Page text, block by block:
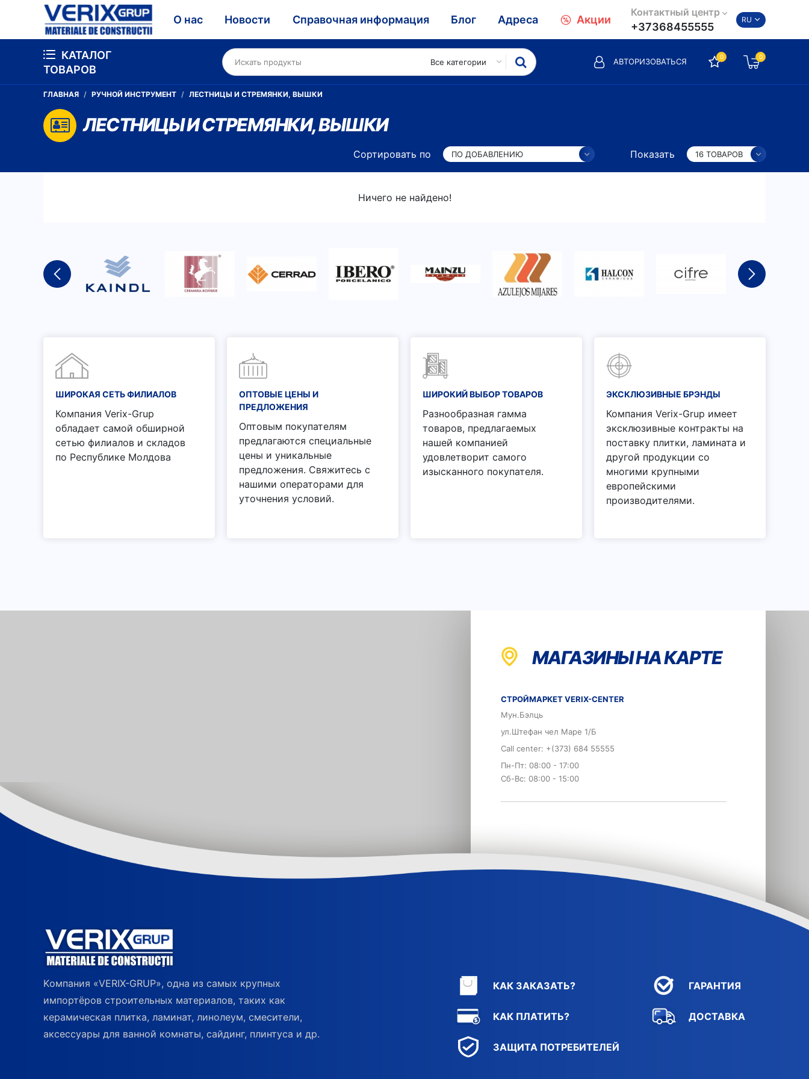
О нас Новости Справочная информация Блог Адреса Акции
Контактный центр
+37368455555
RU
КАТАЛОГ
ТОВАРОВ
Все категории АВТОРИЗОВАТЬСЯ
0 0
ГЛАВНАЯ РУЧНОЙ ИНСТРУМЕНТ ЛЕСТНИЦЫ И СТРЕМЯНКИ, ВЫШКИ
ЛЕСТНИЦЫ И СТРЕМЯНКИ, ВЫШКИ
Сортировать по ПО ДОБАВЛЕНИЮ Показать 16 ТОВАРОВ
Ничего не найдено!
ШИРОКАЯ СЕТЬ ФИЛИАЛОВ
Компания Verix-Grup
обладает самой обширной
сетью филиалов и складов
по Республике Молдова
ОПТОВЫЕ ЦЕНЫ И
ПРЕДЛОЖЕНИЯ
Оптовым покупателям
предлагаются специальные
цены и уникальные
предложения. Свяжитесь с
нашими операторами для
уточнения условий.
ШИРОКИЙ ВЫБОР ТОВАРОВ
Разнообразная гамма
товаров, предлагаемых
нашей компанией
удовлетворит самого
изысканного покупателя.
ЭКСКЛЮЗИВНЫЕ БРЭНДЫ
Компания Verix-Grup имеет
эксклюзивные контракты на
поставку плитки, ламината и
другой продукции со
многими крупными
европейскими
производителями.
МАГАЗИНЫ НА КАРТЕ
СТРОЙМАРКЕТ VERIX-CENTER
Мун.Бэлць
ул.Штефан чел Маре 1/Б
Call center: +(373) 684 55555
Пн-Пт: 08:00 - 17:00
Сб-Вс: 08:00 - 15:00
Kомпания «VERIX-GRUP», одна из самых крупных
импортёров строительных материалов, таких как
керамическая плитка, ламинат, линолеум, смесители,
аксессуары для ванной комнаты, сайдинг, плинтуса и др.
КАК ЗАКАЗАТЬ? ГАРАНТИЯ
КАК ПЛАТИТЬ? ДОСТАВКА
ЗАЩИТА ПОТРЕБИТЕЛЕЙ